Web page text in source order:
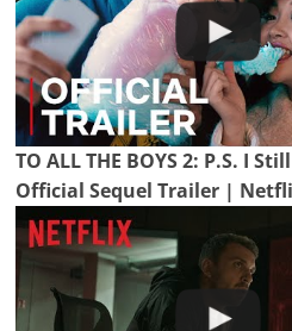
TO ALL THE BOYS 2: P.S. I
Official Sequel Trailer |